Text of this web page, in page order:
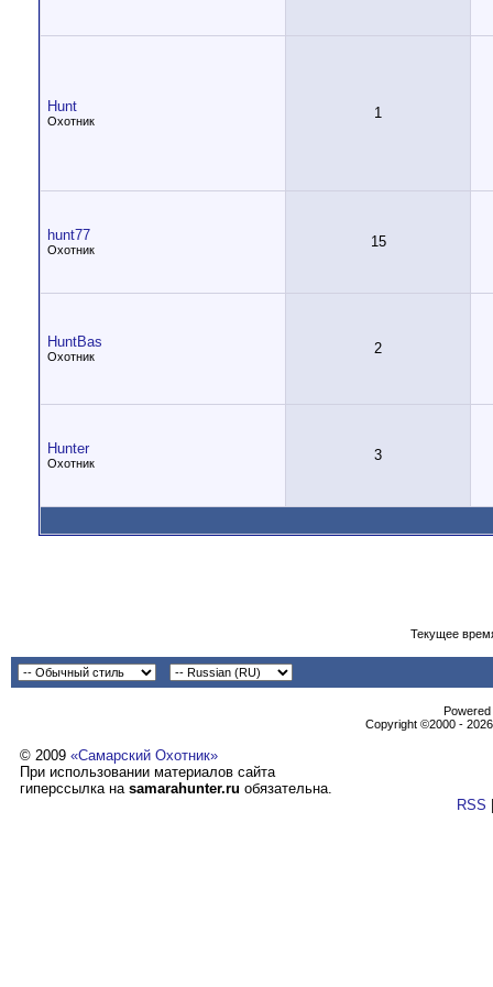
Hunt
Охотник 1
hunt77
Охотник 15
HuntBas
Охотник 2
Hunter
Охотник 3
Текущее
Copyright ©2000 -
© 2009 «Самарский Охотник»
При использовании материалов сайта
гиперссылка на samarahunter.ru обязательна.
RSS